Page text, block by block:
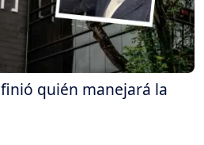
quién manejará la